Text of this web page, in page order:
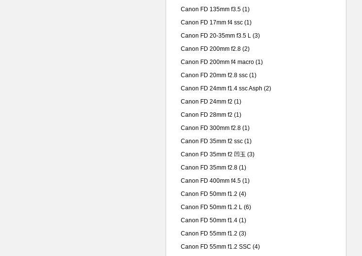
Canon FD 135mm f3.5 (1)
Canon FD 17mm f4 ssc (1)
Canon FD 20-35mm f3.5 L (3)
Canon FD 200mm f2.8 (2)
Canon FD 200mm f4 macro (1)
Canon FD 20mm f2.8 ssc (1)
Canon FD 24mm f1.4 ssc Asph (2)
Canon FD 24mm f2 (1)
Canon FD 28mm f2 (1)
Canon FD 300mm f2.8 (1)
Canon FD 35mm f2 ssc (1)
Canon FD 35mm f2 凹玉 (3)
Canon FD 35mm f2.8 (1)
Canon FD 400mm f4.5 (1)
Canon FD 50mm f1.2 (4)
Canon FD 50mm f1.2 L (6)
Canon FD 50mm f1.4 (1)
Canon FD 55mm f1.2 (3)
Canon FD 55mm f1.2 SSC (4)